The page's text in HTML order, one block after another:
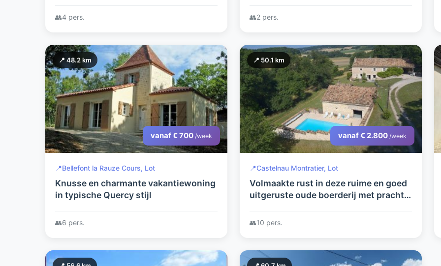
👥4 pers. 👥2 pers.
📍 48.2 km
vanaf € 700 /week
📍Bellefont la Rauze Cours, Lot
Knusse en charmante vakantiewoning
in typische Quercy stijl
👥6 pers.
📍 50.1 km
vanaf € 2.800 /week
📍Castelnau Montratier, Lot
Volmaakte rust in deze ruime en goed
uitgeruste oude boerderij met prachtig
hectare eigen grond.
👥10 pers.